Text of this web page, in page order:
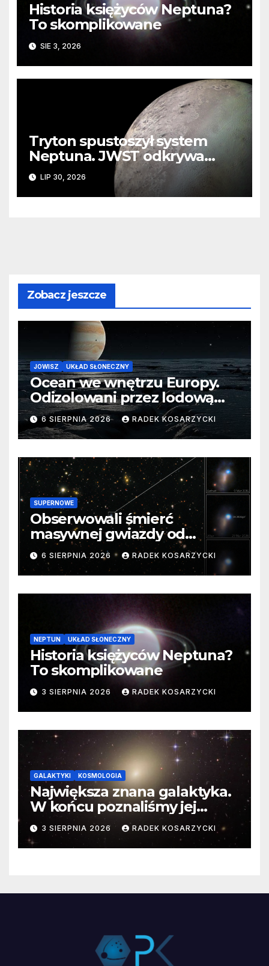
Historia księżyców Neptuna?
To skomplikowane
SIE 3, 2026
Tryton spustoszył system
Neptuna. JWST odkrywa
ślady kosmicznej katastrofy i
zaginionego lodu
LIP 30, 2026
Zobacz jeszcze
JOWISZ UKŁAD SŁONECZNY
Ocean we wnętrzu Europy.
Odizolowani przez lodową
barierę
6 SIERPNIA 2026 RADEK KOSARZYCKI
SUPERNOWE
Obserwowali śmierć
masywnej gwiazdy od
samego początku. Niezwykle
cenne dane
6 SIERPNIA 2026 RADEK KOSARZYCKI
NEPTUN UKŁAD SŁONECZNY
Historia księżyców Neptuna?
To skomplikowane
3 SIERPNIA 2026 RADEK KOSARZYCKI
GALAKTYKI KOSMOLOGIA
Największa znana galaktyka.
W końcu poznaliśmy jej
faktyczne wymiary
3 SIERPNIA 2026 RADEK KOSARZYCKI